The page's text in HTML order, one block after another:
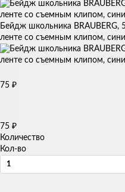
Бейдж школьника BRAUBERG,
ленте со съемным клипом,
75 ₽
75 ₽
Количество
Кол-во